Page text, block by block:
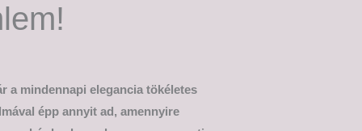
a mindennapi elegancia tökéletes
épp annyit ad, amennyire